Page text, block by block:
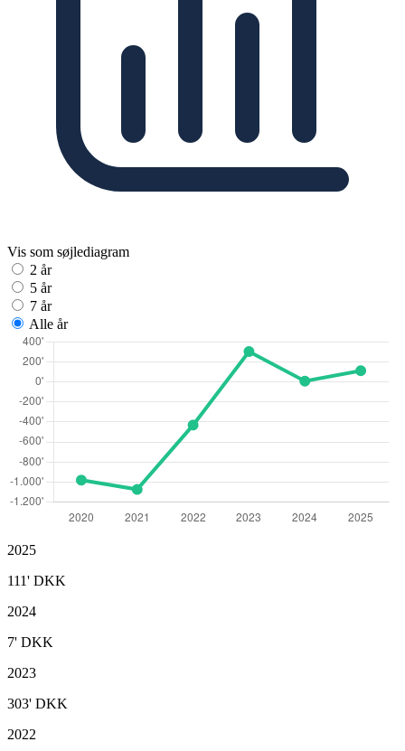
Vis som søjlediagram
2 år
5 år
7 år
Alle år
2025
111' DKK
2024
7' DKK
2023
303' DKK
2022